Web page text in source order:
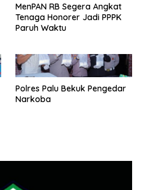
MenPAN RB Segera Angkat
Tenaga Honorer Jadi PPPK
Paruh Waktu
Polres Palu Bekuk Pengedar
Narkoba